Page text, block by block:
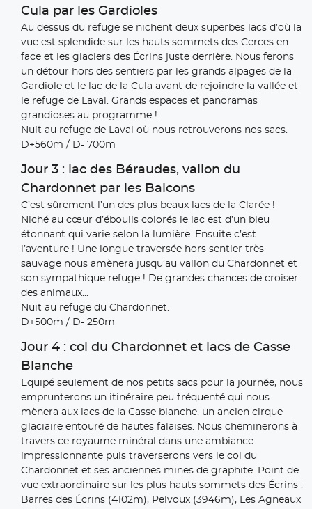
Cula par les Gardioles
Au dessus du refuge se nichent deux superbes lacs d’où la
vue est splendide sur les hauts sommets des Cerces en
face et les glaciers des Écrins juste derrière. Nous ferons
un détour hors des sentiers par les grands alpages de la
Gardiole et le lac de la Cula avant de rejoindre la vallée et
le refuge de Laval. Grands espaces et panoramas
grandioses au programme !
Nuit au refuge de Laval où nous retrouverons nos sacs.
D+560m / D- 700m
Jour 3 : lac des Béraudes, vallon du
Chardonnet par les Balcons
C’est sûrement l’un des plus beaux lacs de la Clarée !
Niché au cœur d’éboulis colorés le lac est d’un bleu
étonnant qui varie selon la lumière. Ensuite c’est
l’aventure ! Une longue traversée hors sentier très
sauvage nous amènera jusqu’au vallon du Chardonnet et
son sympathique refuge ! De grandes chances de croiser
des animaux...
Nuit au refuge du Chardonnet.
D+500m / D- 250m
Jour 4 : col du Chardonnet et lacs de Casse
Blanche
Equipé seulement de nos petits sacs pour la journée, nous
emprunterons un itinéraire peu fréquenté qui nous
mènera aux lacs de la Casse blanche, un ancien cirque
glaciaire entouré de hautes falaises. Nous cheminerons à
travers ce royaume minéral dans une ambiance
impressionnante puis traverserons vers le col du
Chardonnet et ses anciennes mines de graphite. Point de
vue extraordinaire sur les plus hauts sommets des Écrins :
Barres des Écrins (4102m), Pelvoux (3946m), Les Agneaux